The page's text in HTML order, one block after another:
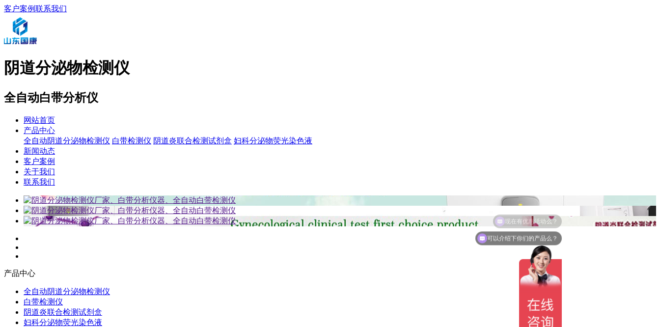
客户案例联系我们
阴道分泌物检测仪
全自动白带分析仪
网站首页
产品中心
全自动阴道分泌物检测仪 白带检测仪 阴道炎联合检测试剂盒 妇科分泌物荧光染色液
新闻动态
客户案例
关于我们
联系我们
产品中心
全自动阴道分泌物检测仪
白带检测仪
阴道炎联合检测试剂盒
妇科分泌物荧光染色液
可以介绍下你们的产品么？
现在有优惠活动么？